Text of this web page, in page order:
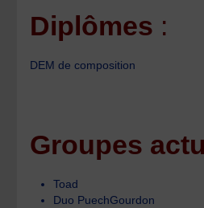
Diplômes :
DEM de composition
Groupes
Toad
Duo PuechGourdon